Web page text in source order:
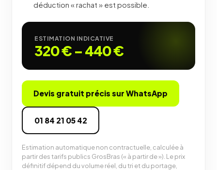
déduction « rachat » est possible.
ESTIMATION INDICATIVE
320 €–440 €
Devis gratuit précis sur WhatsApp
01 84 21 05 42
Estimation automatique non contractuelle, calculée à
partir des tarifs publics GrosBras (« à partir de »). Le prix
définitif dépend du volume réel, du tri et du portage,